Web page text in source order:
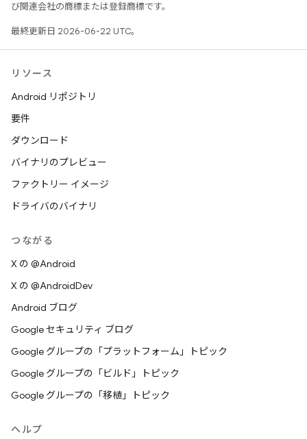
び関連会社の商標または登録商標です。
最終更新日 2026-06-22 UTC。
リソース
Android リポジトリ
要件
ダウンロード
バイナリのプレビュー
ファクトリー イメージ
ドライバのバイナリ
つながる
X の @Android
X の @AndroidDev
Android ブログ
Google セキュリティ ブログ
Google グループの「プラットフォーム」トピック
Google グループの「ビルド」トピック
Google グループの「移植」トピック
ヘルプ